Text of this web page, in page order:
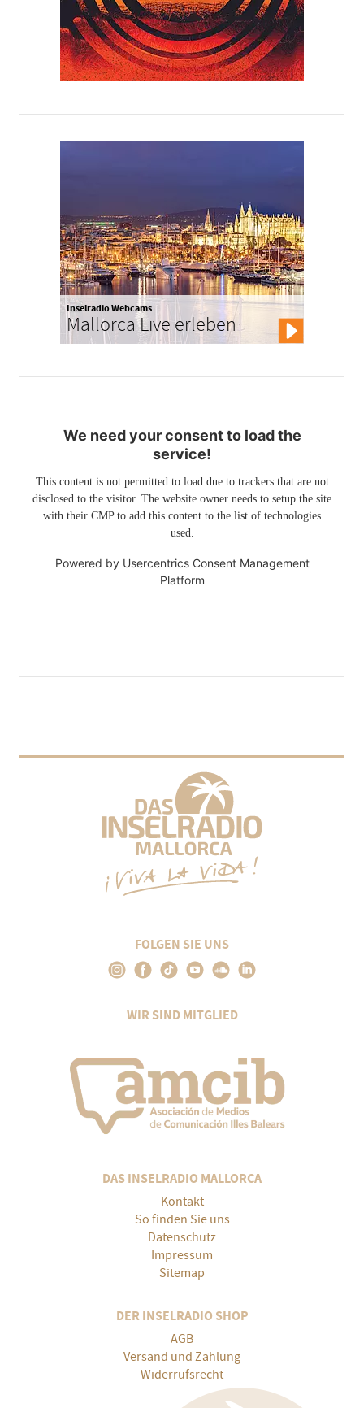
Inselradio Webcams
Mallorca Live erleben
We need your consent to load the
service!
This content is not permitted to load due to trackers that are not
disclosed to the visitor. The website owner needs to setup the site
with their CMP to add this content to the list of technologies
used.
Powered by Usercentrics Consent Management
Platform
FOLGEN SIE UNS
WIR SIND MITGLIED
DAS INSELRADIO MALLORCA
Kontakt
So finden Sie uns
Datenschutz
Impressum
Sitemap
DER INSELRADIO SHOP
AGB
Versand und Zahlung
Widerrufsrecht